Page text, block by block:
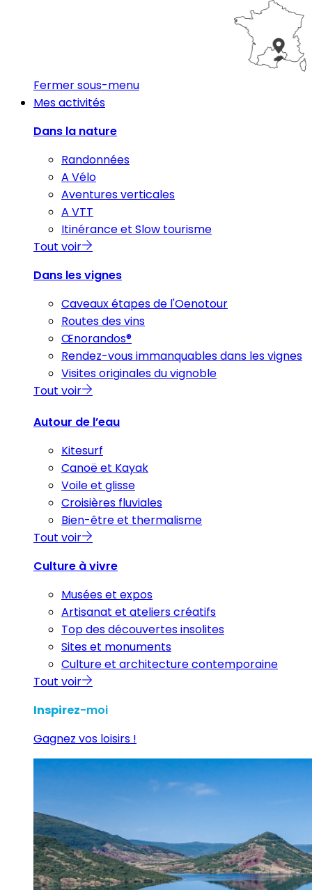
Fermer sous-menu
Mes activités
Dans la nature
Randonnées
A Vélo
Aventures verticales
A VTT
Itinérance et Slow tourisme
Tout voir
Dans les vignes
Caveaux étapes de l'Oenotour
Routes des vins
Œnorandos®
Rendez-vous immanquables dans les vignes
Visites originales du vignoble
Tout voir
Autour de l’eau
Kitesurf
Canoë et Kayak
Voile et glisse
Croisières fluviales
Bien-être et thermalisme
Tout voir
Culture à vivre
Musées et expos
Artisanat et ateliers créatifs
Top des découvertes insolites
Sites et monuments
Culture et architecture contemporaine
Tout voir
Inspirez-moi
Gagnez vos loisirs !